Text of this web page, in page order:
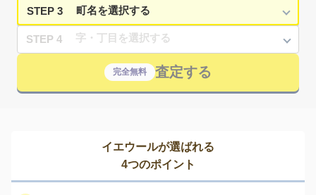
STEP 3
STEP 4
完全無料 査定する
イエウールが選ばれる
4つのポイント